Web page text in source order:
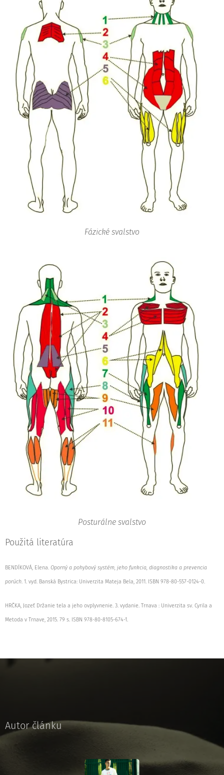
Fázické svalstvo
Posturálne svalstvo
Použitá literatúra
BENDÍKOVÁ, Elena. Oporný a pohybový systém, jeho funkcia, diagnostika a prevencia
porúch. 1. vyd. Banská Bystrica: Univerzita Mateja Bela, 2011. ISBN 978-80-557-0124-0.
HRČKA, Jozef. Držanie tela a jeho ovplyvnenie. 3. vydanie. Trnava : Univerzita sv. Cyrila a
Metoda v Trnave, 2015. 79 s. ISBN 978-80-8105-674-1.
Autor článku